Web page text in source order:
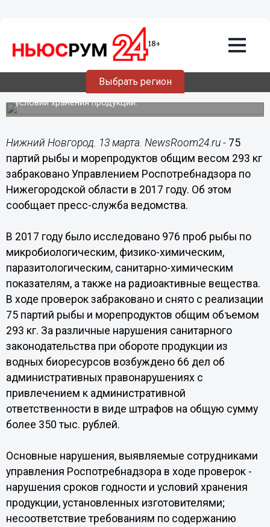
Выбрать регион
75 партий рыбы и морепродуктов
общим весом 293 кг забраковано
Роспотребнадзором в Нижегородской
области в 2017 году
Основные нарушения - несоблюдение сроков годности и
условий хранения продукции.
Нижний Новгород. 13 марта. NewsRoom24.ru - 75
партий рыбы и морепродуктов общим весом 293 кг
забраковано Управлением Роспотребнадзора по
Нижегородской области в 2017 году. Об этом
сообщает пресс-служба ведомства.
В 2017 году было исследовано 976 проб рыбы по
микробиологическим, физико-химическим,
паразитологическим, санитарно-химическим
показателям, а также на радиоактивные вещества.
В ходе проверок забраковано и снято с реализации
75 партий рыбы и морепродуктов общим объемом
293 кг. За различные нарушения санитарного
законодательства при обороте продукции из
водных биоресурсов возбуждено 66 дел об
административных правонарушениях с
привлечением к административной
ответственности в виде штрафов на общую сумму
более 350 тыс. рублей.
Основные нарушения, выявляемые сотрудниками
управления Роспотребнадзора в ходе проверок -
нарушения сроков годности и условий хранения
продукции, установленных изготовителями;
несоответствие требованиям по содержанию